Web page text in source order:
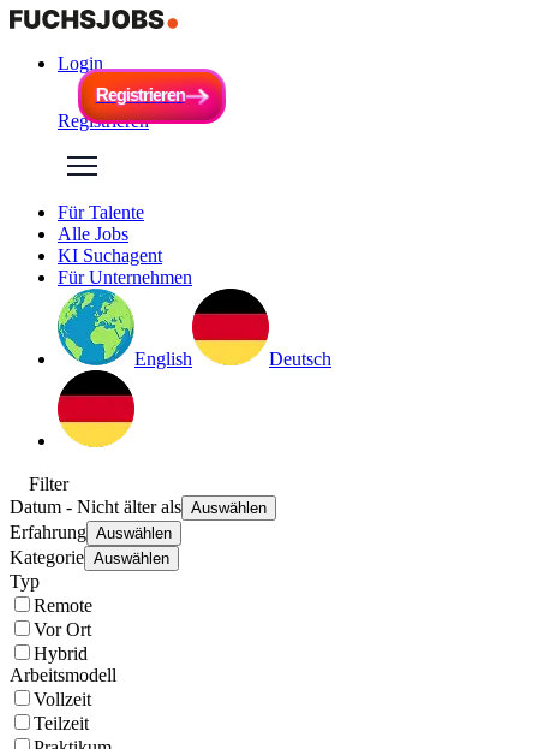
Login
Registrieren
Registrieren
Registrieren
Für Talente
Alle Jobs
KI Suchagent
Für Unternehmen
English Deutsch
Filter
Datum - Nicht älter als Auswählen
Erfahrung Auswählen
Kategorie Auswählen
Typ
Remote
Vor Ort
Hybrid
Arbeitsmodell
Vollzeit
Teilzeit